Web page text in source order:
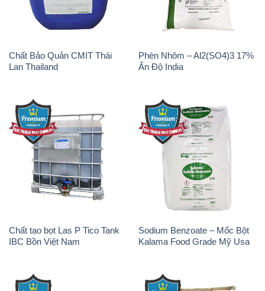
Chất tạo bọt Las P Tico Tank
IBC Bồn Việt Nam
Sodium Benzoate – Mốc Bột
Kalama Food Grade Mỹ Usa